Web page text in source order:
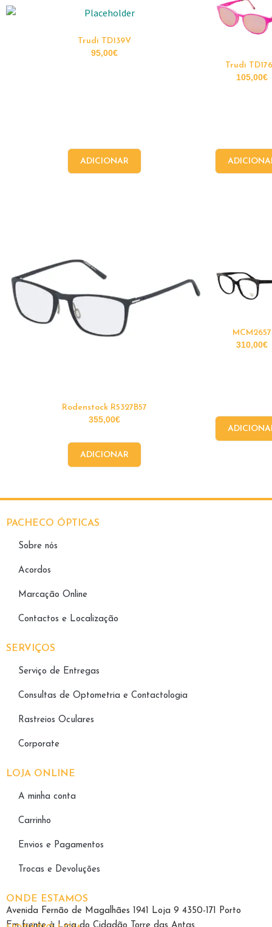
Trudi TD139V
95,00€
ADICIONAR
Trudi
105,00€
Rodenstock R5327B57
355,00€
ADICIONAR
MCM2657
310,00€
PACHECO ÓPTICAS
Sobre nós
Acordos
Marcação Online
Contactos e Localização
SERVIÇOS
Serviço de Entregas
Consultas de Optometria e Contactologia​
Rastreios Oculares
Corporate
LOJA ONLINE
A minha conta
Carrinho
Envios e Pagamentos
Trocas e Devoluções
ONDE ESTAMOS
Avenida Fernão de Magalhães 1941 Loja 9 4350-171 Porto